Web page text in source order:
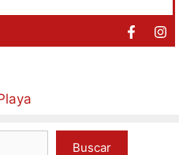
Buscar